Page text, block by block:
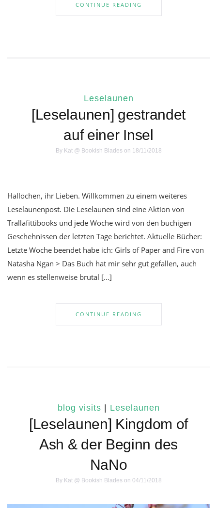
CONTINUE READING
Leselaunen
[Leselaunen] gestrandet
auf einer Insel
By Kat @ Bookish Bladeson 18/11/2018
Hallöchen, ihr Lieben. Willkommen zu einem weiteres
Leselaunenpost. Die Leselaunen sind eine Aktion von
Trallafittibooks und jede Woche wird von den buchigen
Geschehnissen der letzten Tage berichtet. Aktuelle Bücher:
Letzte Woche beendet habe ich: Girls of Paper and Fire von
Natasha Ngan > Das Buch hat mir sehr gut gefallen, auch
wenn es stellenweise brutal […]
CONTINUE READING
blog visits | Leselaunen
[Leselaunen] Kingdom of
Ash & der Beginn des
NaNo
By Kat @ Bookish Bladeson 04/11/2018